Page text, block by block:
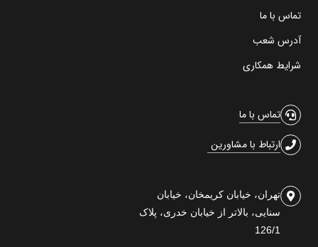
تماس با ما
آدرس شعب
شرایط همکاری
تماس با ما
ارتباط با مشاورین
تهران، خیابان کریمخان، خیابان
سنایی، بالاتر از خیابان خدری، پلاک
126/1